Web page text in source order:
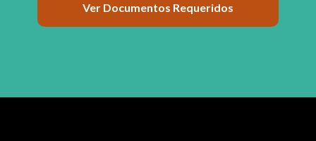
Ver Documentos Requeridos